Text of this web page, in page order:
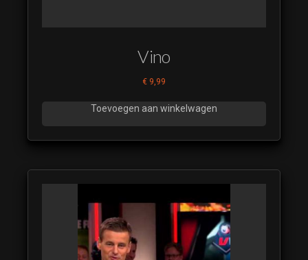
Vino
€ 9,99
Toevoegen aan winkelwagen